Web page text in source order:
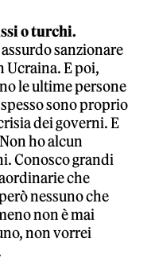
o turchi.
sanzionare
Ucraina. E poi,
le ultime persone
sono proprio
dei governi. E
ho alcun
Conosco grandi
che
nessuno che
non è mai
non vorrei